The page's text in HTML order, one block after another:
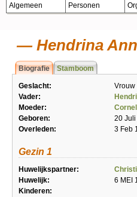
Algemeen Personen
Hendrina
Biografie Stamboom
Geslacht:
Vrouw
Vader:
Moeder:
Geboren:
20
Overleden:
3 Feb
Gezin 1
Huwelijkspartner:
Huwelijk:
6 MEI
Kinderen: